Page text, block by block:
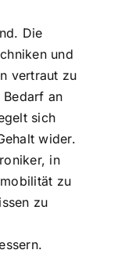
Die
und
vertraut zu
an
sich
wider.
in
zu
zu